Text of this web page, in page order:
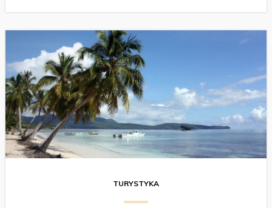
TURYSTYKA